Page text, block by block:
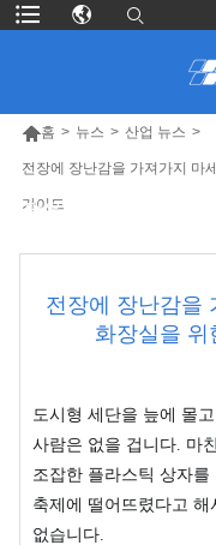
홈 > 뉴스 > 산업 뉴스 >
전장에 장난감을 가져가지 마
가이드
더 많은 제품
전장에 장난감을
화장실을 위
도시형 세단을 늪에 몰
사람은 없을 겁니다. 마
조잡한 플라스틱 상자
축제에 떨어뜨렸다고
없습니다.